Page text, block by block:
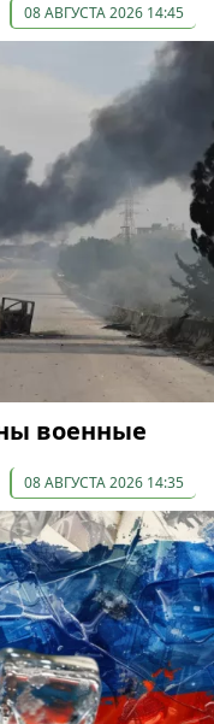
08 АВГУСТА 2026 14:45
военные
08 АВГУСТА 2026 14:35